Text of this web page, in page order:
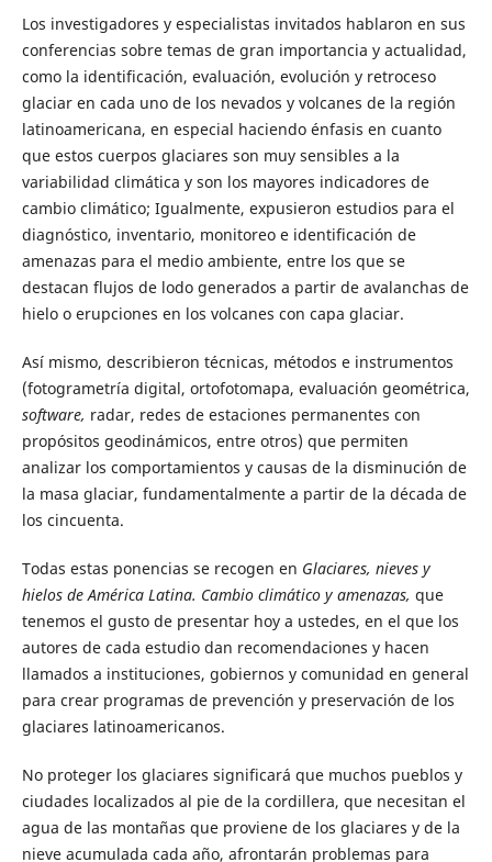
Los investigadores y especialistas invitados hablaron en sus
conferencias sobre temas de gran importancia y actualidad,
como la identificación, evaluación, evolución y retroceso
glaciar en cada uno de los nevados y volcanes de la región
latinoamericana, en especial haciendo énfasis en cuanto
que estos cuerpos glaciares son muy sensibles a la
variabilidad climática y son los mayores indicadores de
cambio climático; Igualmente, expusieron estudios para el
diagnóstico, inventario, monitoreo e identificación de
amenazas para el medio ambiente, entre los que se
destacan flujos de lodo generados a partir de avalanchas de
hielo o erupciones en los volcanes con capa glaciar.
Así mismo, describieron técnicas, métodos e instrumentos
(fotogrametría digital, ortofotomapa, evaluación geométrica,
software, radar, redes de estaciones permanentes con
propósitos geodinámicos, entre otros) que permiten
analizar los comportamientos y causas de la disminución de
la masa glaciar, fundamentalmente a partir de la década de
los cincuenta.
Todas estas ponencias se recogen en Glaciares, nieves y
hielos de América Latina. Cambio climático y amenazas, que
tenemos el gusto de presentar hoy a ustedes, en el que los
autores de cada estudio dan recomendaciones y hacen
llamados a instituciones, gobiernos y comunidad en general
para crear programas de prevención y preservación de los
glaciares latinoamericanos.
No proteger los glaciares significará que muchos pueblos y
ciudades localizados al pie de la cordillera, que necesitan el
agua de las montañas que proviene de los glaciares y de la
nieve acumulada cada año, afrontarán problemas para